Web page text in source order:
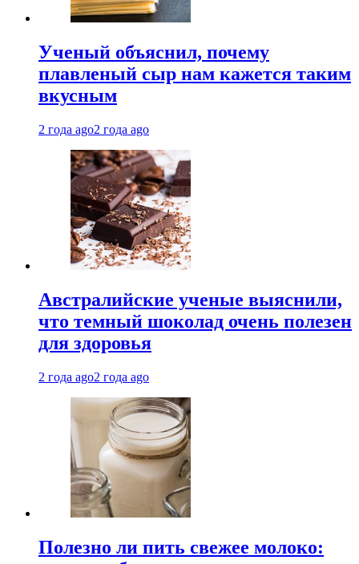
Ученый объяснил, почему
плавленый сыр нам кажется таким
вкусным
2 года ago2 года ago
Австралийские ученые выяснили,
что темный шоколад очень полезен
для здоровья
2 года ago2 года ago
Полезно ли пить свежее молоко: